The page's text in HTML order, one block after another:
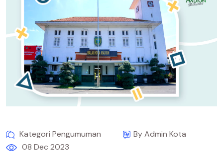
Kategori Pengumuman
By Admin Kota
08 Dec 2023